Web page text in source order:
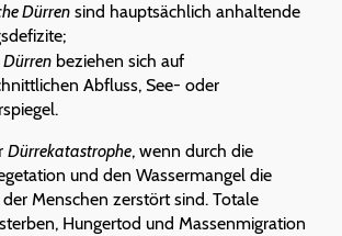
Dürren sind hauptsächlich anhaltende
Dürren beziehen sich auf
Abfluss, See- oder
Dürrekatastrophe, wenn durch die
und den Wassermangel die
Menschen zerstört sind. Totale
Hungertod und Massenmigration